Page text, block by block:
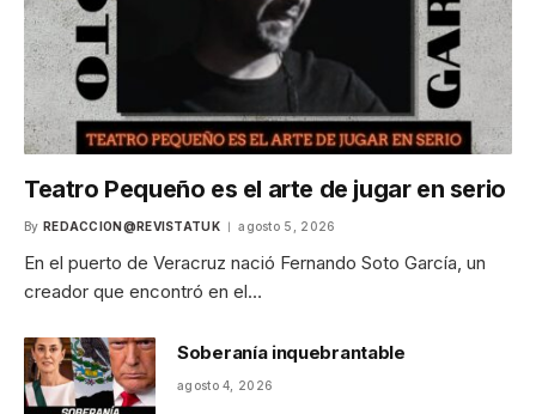
Teatro Pequeño es el arte de jugar en serio
By REDACCION@REVISTATUK agosto 5, 2026
En el puerto de Veracruz nació Fernando Soto García, un
creador que encontró en el…
Soberanía inquebrantable
agosto 4, 2026